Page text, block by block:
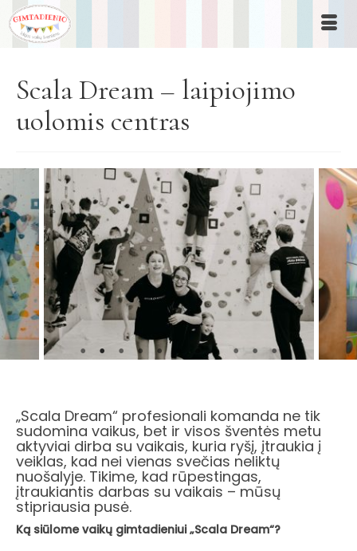
Scala Dream – laipiojimo
uolomis centras
„Scala Dream“ profesionali komanda ne tik
sudomina vaikus, bet ir visos šventės metu
aktyviai dirba su vaikais, kuria ryšį, įtraukia į
veiklas, kad nei vienas svečias neliktų
nuošalyje. Tikime, kad rūpestingas,
įtraukiantis darbas su vaikais – mūsų
stipriausia pusė.
Ką siūlome vaikų gimtadieniui „Scala Dream“?